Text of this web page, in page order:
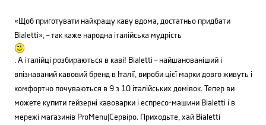
«Щоб приготувати найкращу каву вдома, достатньо придбати
Bialetti», – так каже народна італійська мудрість
. А італійці розбираються в каві! Bialetti – найшанованіший і
впізнаваний кавовий бренд в Італії, вироби цієї марки довго живуть і
комфортно почуваються в 9 з 10 італійських домівок. Тепер ви
можете купити гейзерні кавоварки і еспресо-машини Bialetti і в
мережі магазинів ProMenu|Сервіро. Приходьте, хай Bialetti